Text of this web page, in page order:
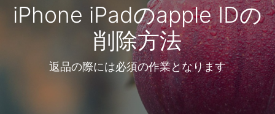
iPhone iPadのapple IDの
削除方法
返品の際には必須の作業となります